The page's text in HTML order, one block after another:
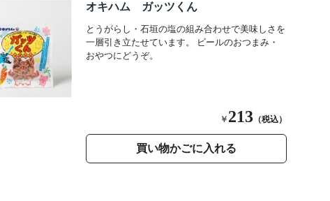
オキハム ガッツくん
とうがらし・石垣の塩の組み合わせで美味しさを
一層引き立たせています。 ビールのおつまみ・
おやつにどうぞ。
￥ 213 （税込）
買い物かごに入れる